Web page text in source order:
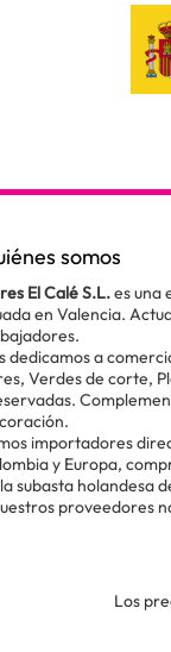
somos
El Calé S.L.es una
en Valencia.
dedicamos a
Verdes de corte,
importadores
y Europa,
subasta holandesa
proveedores
Los